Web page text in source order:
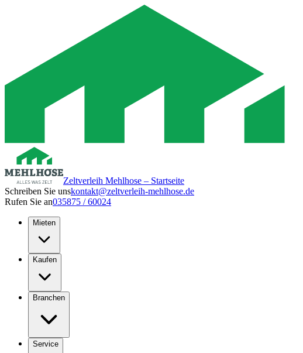
Zeltverleih Mehlhose – Startseite
Schreiben Sie unskontakt@zeltverleih-mehlhose.de
Rufen Sie an035875 / 60024
Mieten
Kaufen
Branchen
Service